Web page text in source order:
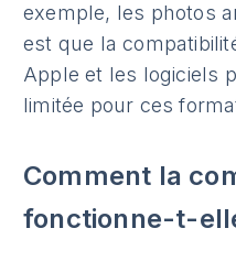
exemple, les photos
est que la
Apple et les logiciels
limitée pour ces
Comment la
fonctionne-t-